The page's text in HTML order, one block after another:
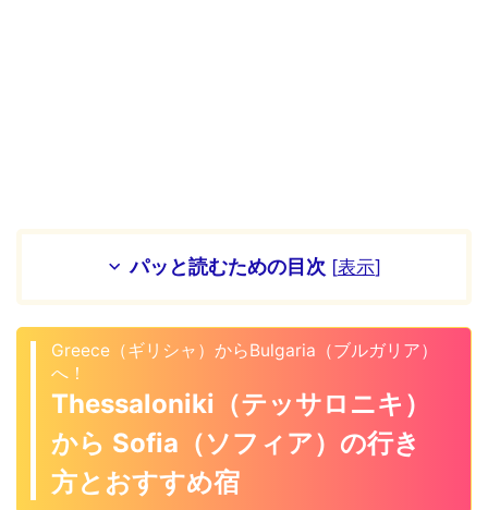
パッと読むための目次 [表示]
Greece（ギリシャ）からBulgaria（ブルガリア）
へ！
Thessaloniki（テッサロニキ）
から Sofia（ソフィア）の行き
方とおすすめ宿